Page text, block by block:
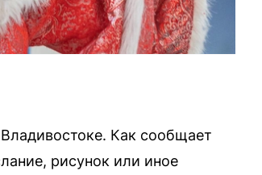
Как сообщает
рисунок или иное